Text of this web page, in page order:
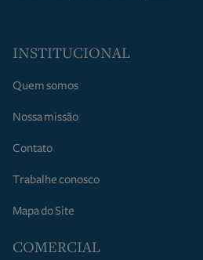
INSTITUCIONAL
Quem somos
Nossa missão
Contato
Trabalhe conosco
Mapa do Site
COMERCIAL